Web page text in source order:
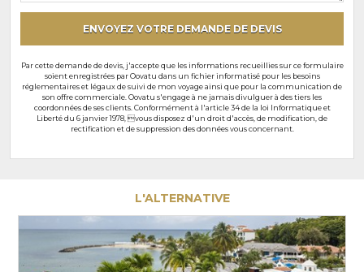
ENVOYEZ VOTRE DEMANDE DE DEVIS
Par cette demande de devis, j'accepte que les informations recueillies sur ce formulaire
soient enregistrées par Oovatu dans un fichier informatisé pour les besoins
réglementaires et légaux de suivi de mon voyage ainsi que pour la communication de
son offre commerciale. Oovatu s'engage à ne jamais divulguer à des tiers les
coordonnées de ses clients. Conformément à l'article 34 de la loi Informatique et
Liberté du 6 janvier 1978, vous disposez d'un droit d'accès, de modification, de
rectification et de suppression des données vous concernant.
L'ALTERNATIVE